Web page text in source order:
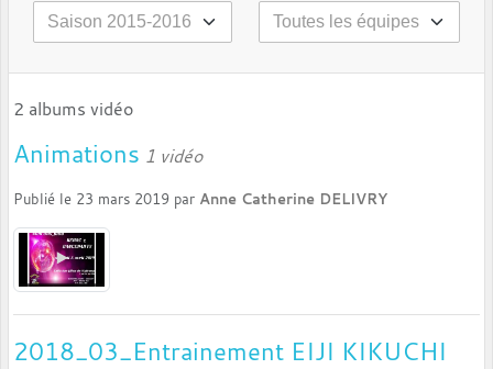
2 albums vidéo
Animations 1 vidéo
Publié le 23 mars 2019 par Anne Catherine DELIVRY
2018_03_Entrainement EIJI KIKUCHI